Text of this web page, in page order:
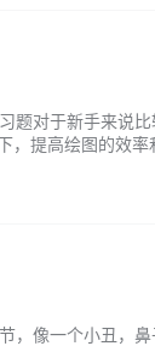
题对于新手来说
，提高绘图的效率
，像一个小丑，